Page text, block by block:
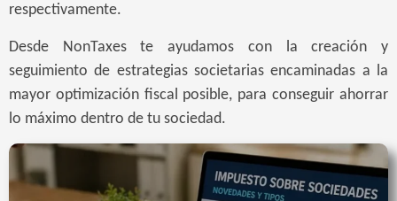
respectivamente.
Desde NonTaxes te ayudamos con la creación y
seguimiento de estrategias societarias encaminadas a la
mayor optimización fiscal posible, para conseguir ahorrar
lo máximo dentro de tu sociedad.